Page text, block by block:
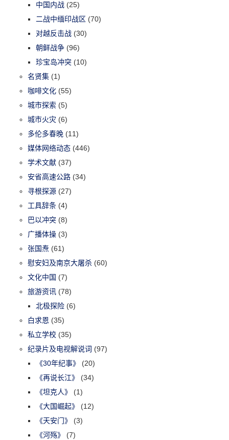
中国内战 (25)
二战中缅印战区 (70)
对越反击战 (30)
朝鲜战争 (96)
珍宝岛冲突 (10)
名贤集 (1)
咖啡文化 (55)
城市探索 (5)
城市火灾 (6)
多伦多春晚 (11)
媒体网络动态 (446)
学术文献 (37)
安省高速公路 (34)
寻根探源 (27)
工具辞条 (4)
巴以冲突 (8)
广播体操 (3)
张国焘 (61)
慰安妇及南京大屠杀 (60)
文化中国 (7)
旅游资讯 (78)
北极探险 (6)
白求恩 (35)
私立学校 (35)
纪录片及电视解说词 (97)
《30年纪事》
(20)
《再说长江》
(34)
《坦克人》
(1)
《大国崛起》
(12)
《天安门》
(3)
《河殇》
(7)